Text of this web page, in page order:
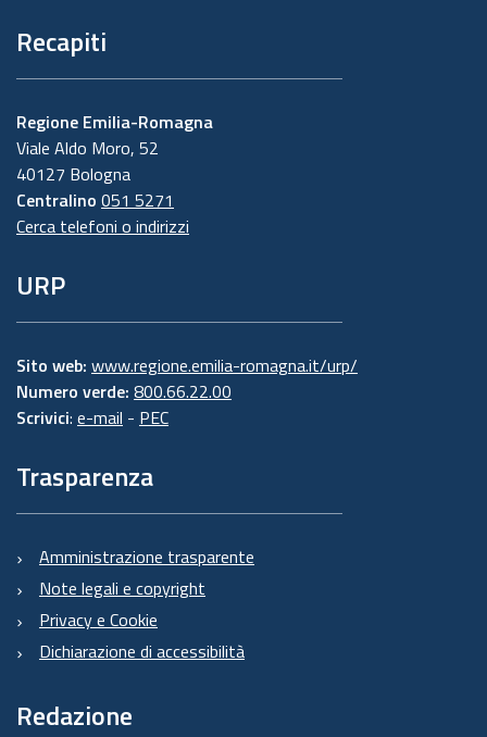
Recapiti
Regione Emilia-Romagna
Viale Aldo Moro, 52
40127 Bologna
Centralino 051 5271
Cerca telefoni o indirizzi
URP
Sito web: www.regione.emilia-romagna.it/urp/
Numero verde: 800.66.22.00
Scrivici: e-mail - PEC
Trasparenza
Amministrazione trasparente
Note legali e copyright
Privacy e Cookie
Dichiarazione di accessibilità
Redazione